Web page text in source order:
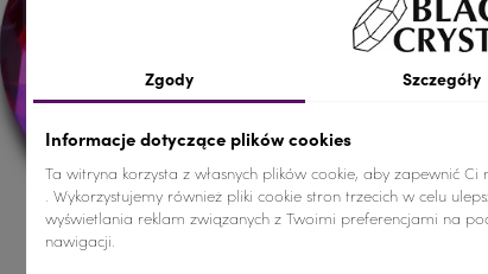
Materiał
Ilość
Zgody Szczegóły
Informacje dotyczące plików cookies
Ta witryna korzysta z własnych plików cookie, aby zapewnić
. Wykorzystujemy również pliki cookie stron trzecich w celu
wyświetlania reklam związanych z Twoimi preferencjami na
nawigacji.